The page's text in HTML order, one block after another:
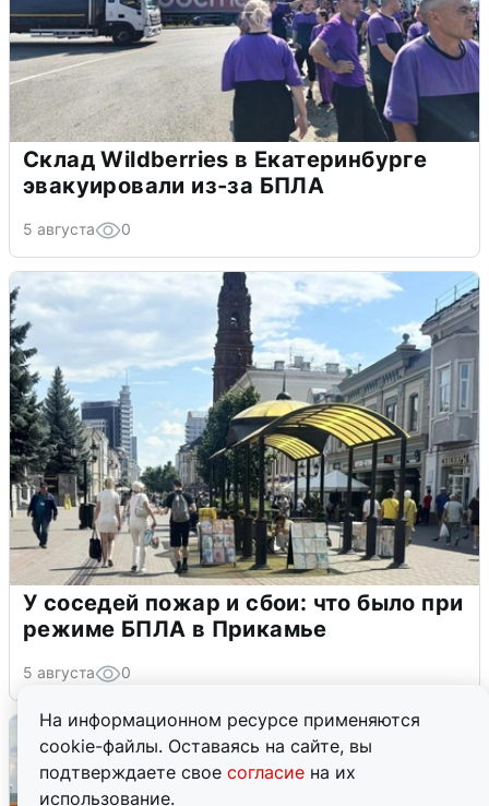
На информационном ресурсе применяются
cookie-файлы. Оставаясь на сайте, вы
подтверждаете свое согласие на их
использование.
Склад Wildberries в Екатеринбурге
эвакуировали из-за БПЛА
5 августа 0
У соседей пожар и сбои: что было при
режиме БПЛА в Прикамье
5 августа 0